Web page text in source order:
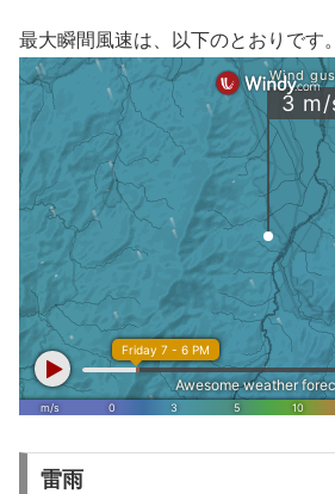
最大瞬間風速は、以下のとおりです。
雷雨